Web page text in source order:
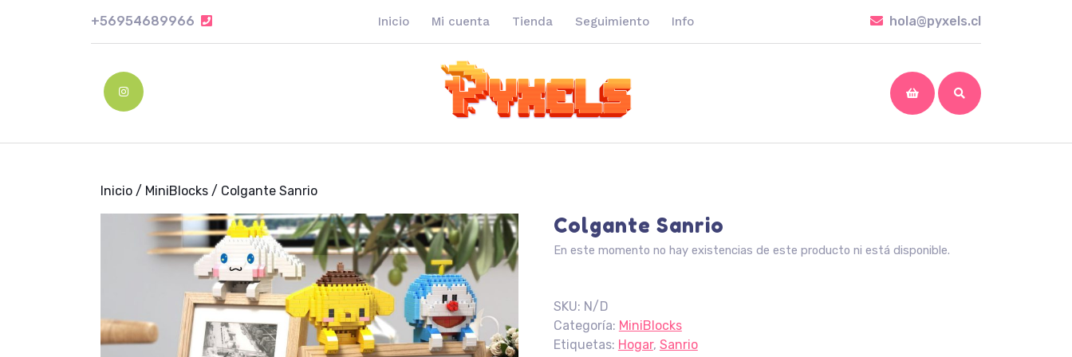
+56954689966 +56954689966 Inicio Mi cuenta Tienda Seguimiento Info hola@pyxels.cl
Instagram
shopping
cart
Inicio / MiniBlocks / Colgante Sanrio
Colgante Sanrio
En este momento no hay existencias de este producto ni está disponible.
SKU: N/D
Categoría: MiniBlocks
Etiquetas: Hogar, Sanrio